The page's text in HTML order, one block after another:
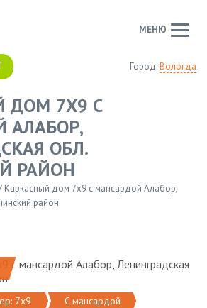
Город:Вологда
МЕНЮ
ДОМ 7Х9 С
АЛАБОР,
ОБЛ.
РАЙОН
Каркасный дом 7х9 с мансардой Алабор,
район
7х9 C мансардой